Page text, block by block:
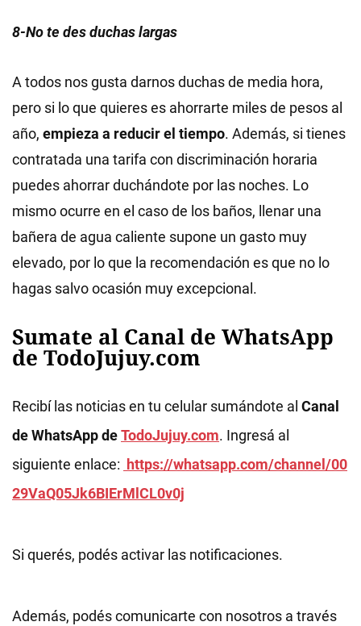
8-No te des duchas largas
A todos nos gusta darnos duchas de media hora,
pero si lo que quieres es ahorrarte miles de pesos al
año, empieza a reducir el tiempo. Además, si tienes
contratada una tarifa con discriminación horaria
puedes ahorrar duchándote por las noches. Lo
mismo ocurre en el caso de los baños, llenar una
bañera de agua caliente supone un gasto muy
elevado, por lo que la recomendación es que no lo
hagas salvo ocasión muy excepcional.
Sumate al Canal de WhatsApp
de TodoJujuy.com
Recibí las noticias en tu celular sumándote al Canal
de WhatsApp deTodoJujuy.com. Ingresá al
siguiente enlace: https://whatsapp.com/channel/00
29VaQ05Jk6BIErMlCL0v0j
Si querés, podés activar las notificaciones.
Además, podés comunicarte con nosotros a través